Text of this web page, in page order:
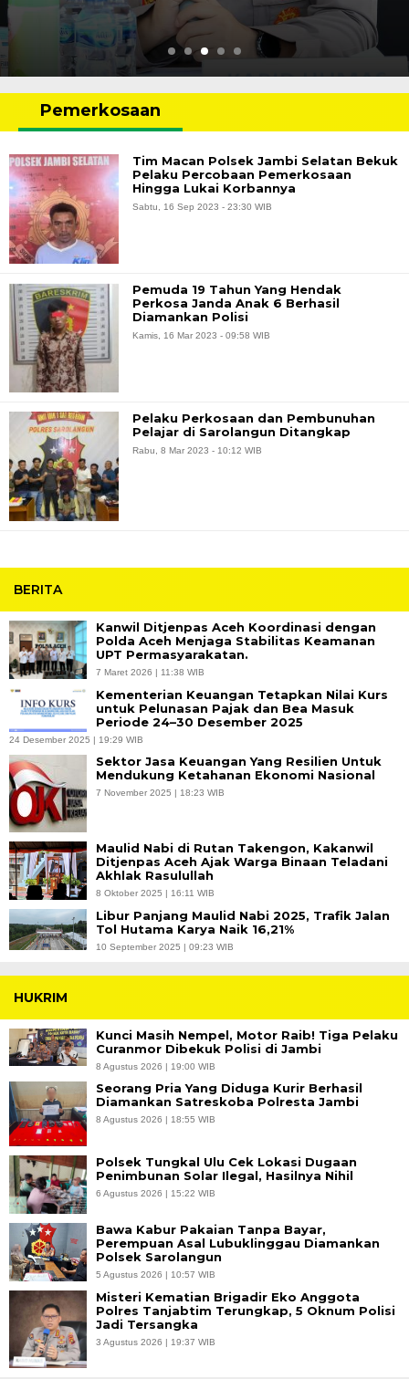
BERITA
Kanwil Ditjenpas Aceh Koordinasi dengan
Polda Aceh Menjaga Stabilitas Keamanan
UPT Permasyarakatan.
7 Maret 2026 | 11:38 WIB
Kementerian Keuangan Tetapkan Nilai Kurs
untuk Pelunasan Pajak dan Bea Masuk
Periode 24–30 Desember 2025
24 Desember 2025 | 19:29 WIB
Sektor Jasa Keuangan Yang Resilien Untuk
Mendukung Ketahanan Ekonomi Nasional
7 November 2025 | 18:23 WIB
Maulid Nabi di Rutan Takengon, Kakanwil
Ditjenpas Aceh Ajak Warga Binaan Teladani
Akhlak Rasulullah
8 Oktober 2025 | 16:11 WIB
Libur Panjang Maulid Nabi 2025, Trafik Jalan
Tol Hutama Karya Naik 16,21%
10 September 2025 | 09:23 WIB
Pemerkosaan
Tim Macan Polsek Jambi Selatan Bekuk
Pelaku Percobaan Pemerkosaan
Hingga Lukai Korbannya
Sabtu, 16 Sep 2023 - 23:30 WIB
Pemuda 19 Tahun Yang Hendak
Perkosa Janda Anak 6 Berhasil
Diamankan Polisi
Kamis, 16 Mar 2023 - 09:58 WIB
Pelaku Perkosaan dan Pembunuhan
Pelajar di Sarolangun Ditangkap
Rabu, 8 Mar 2023 - 10:12 WIB
HUKRIM
Kunci Masih Nempel, Motor Raib! Tiga Pelaku
Curanmor Dibekuk Polisi di Jambi
8 Agustus 2026 | 19:00 WIB
Seorang Pria Yang Diduga Kurir Berhasil
Diamankan Satreskoba Polresta Jambi
8 Agustus 2026 | 18:55 WIB
Polsek Tungkal Ulu Cek Lokasi Dugaan
Penimbunan Solar Ilegal, Hasilnya Nihil
6 Agustus 2026 | 15:22 WIB
Bawa Kabur Pakaian Tanpa Bayar,
Perempuan Asal Lubuklinggau Diamankan
Polsek Sarolangun
5 Agustus 2026 | 10:57 WIB
Misteri Kematian Brigadir Eko Anggota
Polres Tanjabtim Terungkap, 5 Oknum Polisi
Jadi Tersangka
3 Agustus 2026 | 19:37 WIB